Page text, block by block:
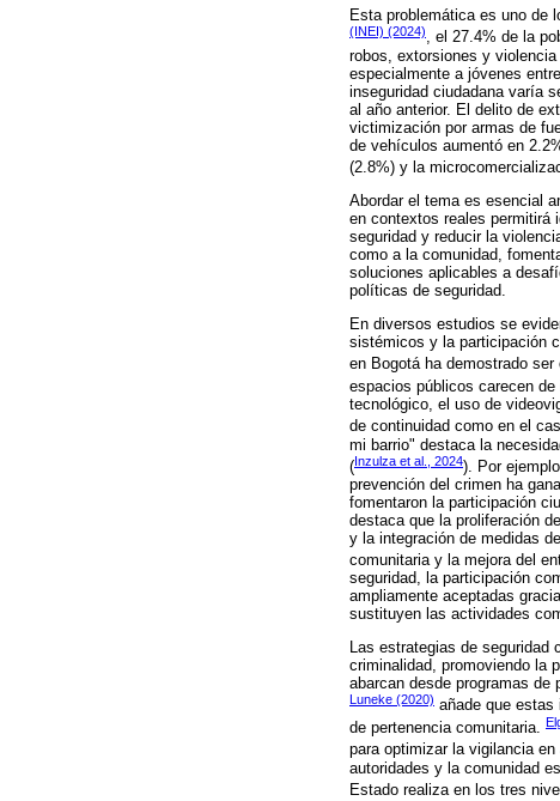
Esta problemática es uno de
(INEI) (2024), el 27.4% de la
robos, extorsiones y
especialmente a jóvenes
inseguridad ciudadana varía
al año anterior. El delito de
victimización por armas de
de vehículos aumentó en
(2.8%) y la
Abordar el tema es esencial
en contextos reales permitirá
seguridad y reducir la
como a la comunidad,
soluciones aplicables a
políticas de seguridad.
En diversos estudios se
sistémicos y la participación
en Bogotá ha demostrado
espacios públicos carecen
tecnológico, el uso de
de continuidad como en el
mi barrio" destaca la
(Inzulza et al., 2024). Por ejemplo,
prevención del crimen ha
fomentaron la participación
destaca que la proliferación
y la integración de medidas
comunitaria y la mejora del
seguridad, la participación
ampliamente aceptadas
sustituyen las actividades
Las estrategias de seguridad
criminalidad, promoviendo la
abarcan desde programas
Luneke (2020) añade que
de pertenencia comunitaria.
para optimizar la vigilancia
autoridades y la comunidad
Estado realiza en los tres